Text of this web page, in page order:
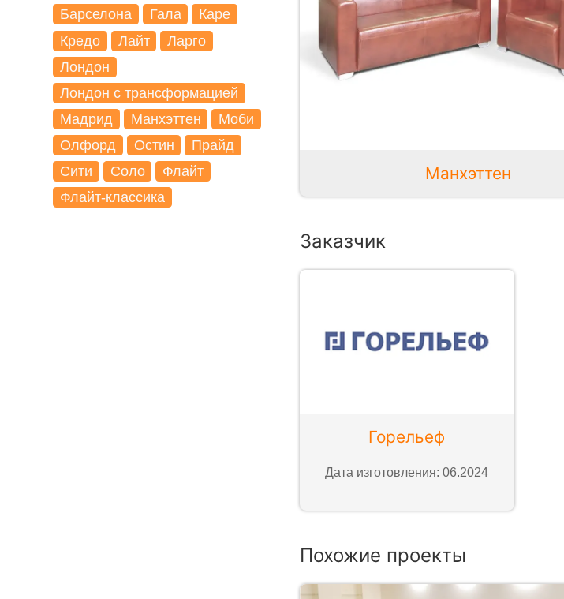
Барселона
Гала
Каре
Кредо
Лайт
Ларго
Лондон
Лондон с трансформацией
Мадрид
Манхэттен
Моби
Олфорд
Остин
Прайд
Сити
Соло
Флайт
Флайт-классика
Манхэттен
Заказчик
Горельеф
Дата изготовления: 06.2024
Похожие проекты